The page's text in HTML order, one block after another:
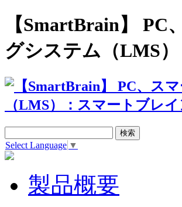
【SmartBrain】
グシステム（LMS
Select Language ▼
製品概要